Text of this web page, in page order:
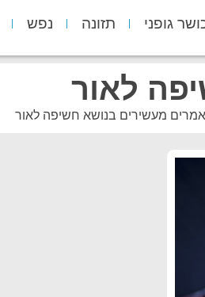
גופני תזונה נפש
לאור
מעשירים בנושא חשיפה לאור